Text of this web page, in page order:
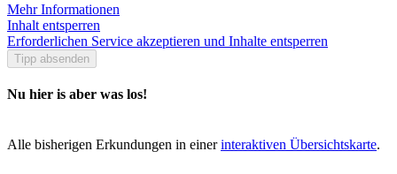
Mehr Informationen
Inhalt entsperren
Erforderlichen Service akzeptieren und Inhalte entsperren
Tipp absenden
Nu hier is aber was los!
Alle bisherigen Erkundungen in einerinteraktiven Übersichtskarte.